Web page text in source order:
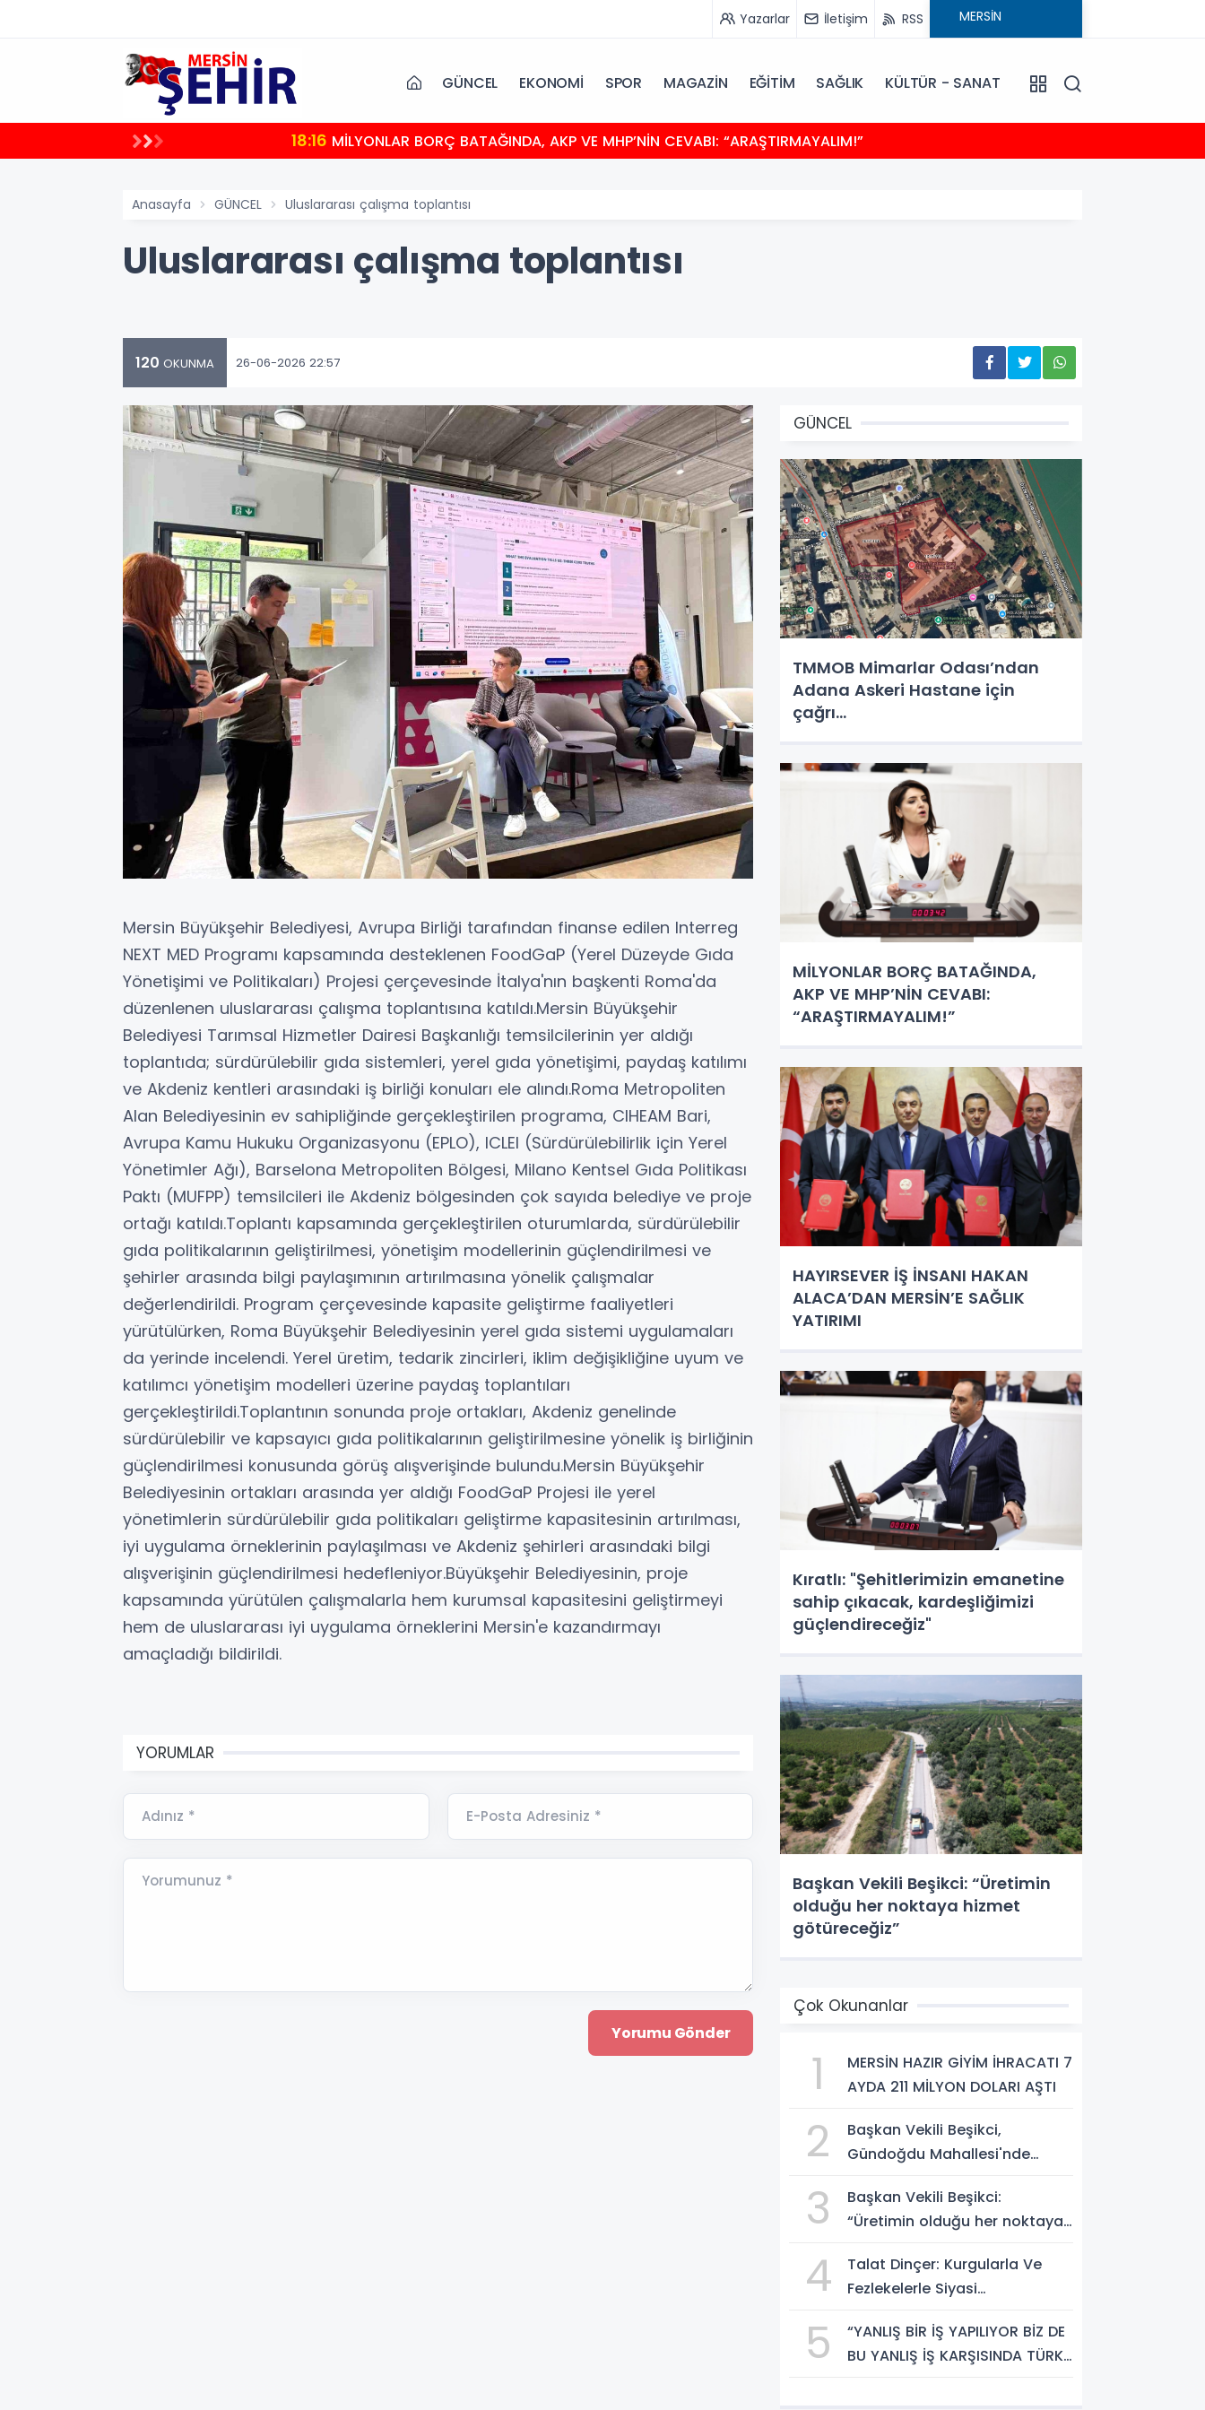
Yazarlar İletişim RSS
GÜNCEL EKONOMİ SPOR MAGAZİN EĞİTİM SAĞLIK KÜLTÜR - SANAT
18:16 MİLYONLAR BORÇ BATAĞINDA, AKP VE MHP’NİN CEVABI: “ARAŞTIRMAYALIM!”
Anasayfa GÜNCEL Uluslararası çalışma toplantısı
Uluslararası çalışma toplantısı
120 OKUNMA 26-06-2026 22:57
Mersin Büyükşehir Belediyesi, Avrupa Birliği tarafından finanse edilen Interreg
NEXT MED Programı kapsamında desteklenen FoodGaP (Yerel Düzeyde Gıda
Yönetişimi ve Politikaları) Projesi çerçevesinde İtalya'nın başkenti Roma'da
düzenlenen uluslararası çalışma toplantısına katıldı.Mersin Büyükşehir
Belediyesi Tarımsal Hizmetler Dairesi Başkanlığı temsilcilerinin yer aldığı
toplantıda; sürdürülebilir gıda sistemleri, yerel gıda yönetişimi, paydaş katılımı
ve Akdeniz kentleri arasındaki iş birliği konuları ele alındı.Roma Metropoliten
Alan Belediyesinin ev sahipliğinde gerçekleştirilen programa, CIHEAM Bari,
Avrupa Kamu Hukuku Organizasyonu (EPLO), ICLEI (Sürdürülebilirlik için Yerel
Yönetimler Ağı), Barselona Metropoliten Bölgesi, Milano Kentsel Gıda Politikası
Paktı (MUFPP) temsilcileri ile Akdeniz bölgesinden çok sayıda belediye ve proje
ortağı katıldı.Toplantı kapsamında gerçekleştirilen oturumlarda, sürdürülebilir
gıda politikalarının geliştirilmesi, yönetişim modellerinin güçlendirilmesi ve
şehirler arasında bilgi paylaşımının artırılmasına yönelik çalışmalar
değerlendirildi. Program çerçevesinde kapasite geliştirme faaliyetleri
yürütülürken, Roma Büyükşehir Belediyesinin yerel gıda sistemi uygulamaları
da yerinde incelendi. Yerel üretim, tedarik zincirleri, iklim değişikliğine uyum ve
katılımcı yönetişim modelleri üzerine paydaş toplantıları
gerçekleştirildi.Toplantının sonunda proje ortakları, Akdeniz genelinde
sürdürülebilir ve kapsayıcı gıda politikalarının geliştirilmesine yönelik iş birliğinin
güçlendirilmesi konusunda görüş alışverişinde bulundu.Mersin Büyükşehir
Belediyesinin ortakları arasında yer aldığı FoodGaP Projesi ile yerel
yönetimlerin sürdürülebilir gıda politikaları geliştirme kapasitesinin artırılması,
iyi uygulama örneklerinin paylaşılması ve Akdeniz şehirleri arasındaki bilgi
alışverişinin güçlendirilmesi hedefleniyor.Büyükşehir Belediyesinin, proje
kapsamında yürütülen çalışmalarla hem kurumsal kapasitesini geliştirmeyi
hem de uluslararası iyi uygulama örneklerini Mersin'e kazandırmayı
amaçladığı bildirildi.
YORUMLAR
Adınız * E-Posta Adresiniz *
Yorumunuz *
GÜNCEL
TMMOB Mimarlar Odası’ndan
Adana Askeri Hastane için
çağrı…
MİLYONLAR BORÇ BATAĞINDA,
AKP VE MHP’NİN CEVABI:
“ARAŞTIRMAYALIM!”
HAYIRSEVER İŞ İNSANI HAKAN
ALACA’DAN MERSİN’E SAĞLIK
YATIRIMI
Kıratlı: "Şehitlerimizin emanetine
sahip çıkacak, kardeşliğimizi
güçlendireceğiz"
Başkan Vekili Beşikci: “Üretimin
olduğu her noktaya hizmet
götüreceğiz”
Çok Okunanlar
1
MERSİN HAZIR GİYİM İHRACATI 7
AYDA 211 MİLYON DOLARI AŞTI
2
Başkan Vekili Beşikci,
Gündoğdu Mahallesi'nde
3
Başkan Vekili Beşikci:
“Üretimin olduğu her noktaya
4
Talat Dinçer: Kurgularla Ve
Fezlekelerle Siyasi
Engelleyemezsiniz
5
“YANLIŞ BİR İŞ YAPILIYOR BİZ DE
BU YANLIŞ İŞ KARŞISINDA TÜRK